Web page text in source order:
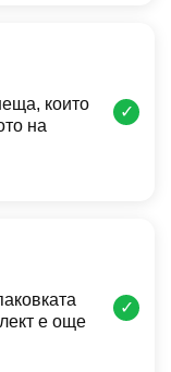
които
на
✓
е още
✓